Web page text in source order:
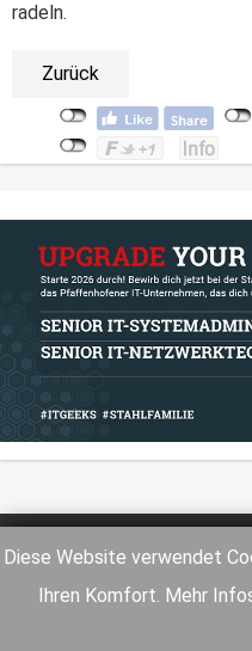
Diese Website verwendet
Ihren Komfort. Mehr
radeln.
Zurück